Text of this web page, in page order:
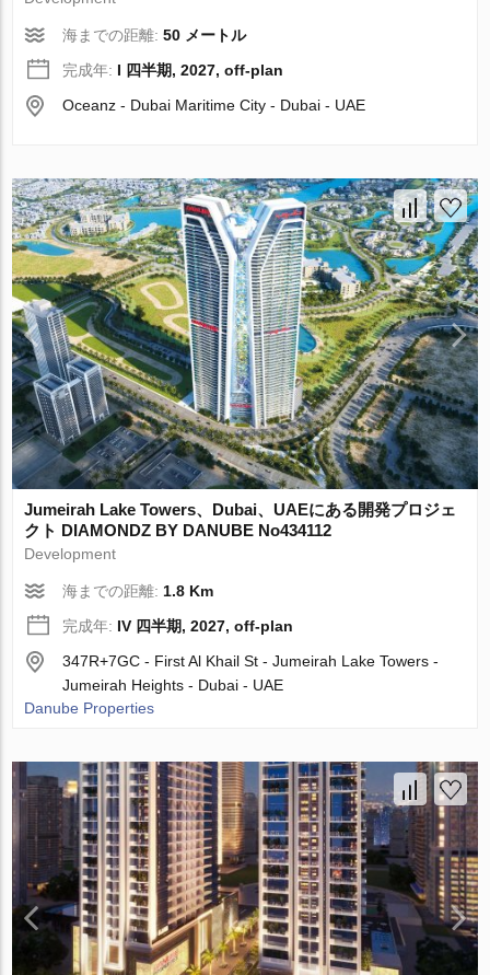
海までの距離:50 メートル
完成年: I 四半期, 2027, off-plan
Oceanz - Dubai Maritime City - Dubai - UAE
Jumeirah Lake Towers、Dubai、UAEにある開発プロジェ
クト DIAMONDZ BY DANUBE No434112
Development
海までの距離: 1.8 Km
完成年: IV 四半期, 2027, off-plan
347R+7GC - First Al Khail St - Jumeirah Lake Towers -
Jumeirah Heights - Dubai - UAE
Danube Properties